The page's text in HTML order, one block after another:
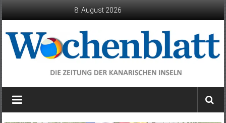
8. August 2026
Wochenblatt
die